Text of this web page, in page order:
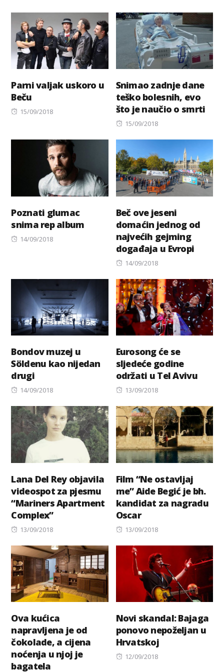
Parni valjak uskoro u
Beču
Posted
15/09/2018
Snimao zadnje dane
teško bolesnih, evo
što je naučio o smrti
Posted
15/09/2018
Poznati glumac
snima rep album
Posted
14/09/2018
Beč ove jeseni
domaćin jednog od
najvećih gejming
događaja u Evropi
Posted
14/09/2018
Bondov muzej u
Söldenu kao nijedan
drugi
Posted
14/09/2018
Eurosong će se
sljedeće godine
održati u Tel Avivu
Posted
13/09/2018
Lana Del Rey objavila
videospot za pjesmu
“Mariners Apartment
Complex”
Posted
13/09/2018
Film “Ne ostavljaj
me” Aide Begić je bh.
kandidat za nagradu
Oscar
Posted
13/09/2018
Ova kućica
napravljena je od
čokolade, a cijena
noćenja u njoj je
bagatela
Novi skandal: Bajaga
ponovo nepoželjan u
Hrvatskoj
Posted
12/09/2018